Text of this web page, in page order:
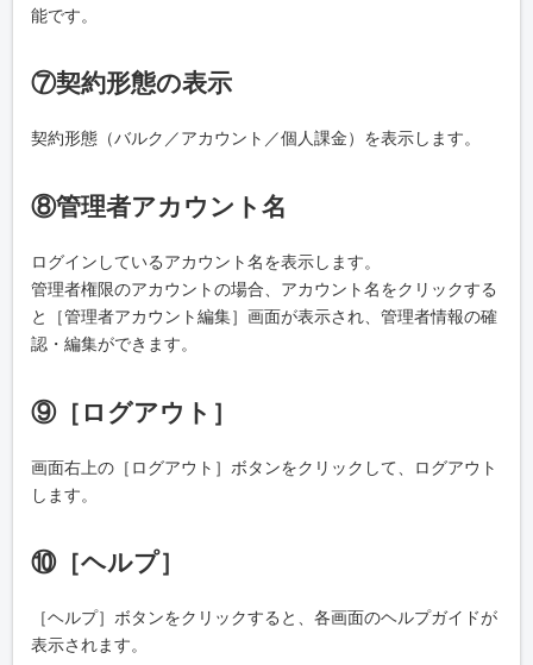
能です。
⑦契約形態の表示
契約形態（バルク／アカウント／個人課金）を表示します。
⑧管理者アカウント名
ログインしているアカウント名を表示します。
管理者権限のアカウントの場合、アカウント名をクリックする
と［管理者アカウント編集］画面が表示され、管理者情報の確
認・編集ができます。
⑨［ログアウト］
画面右上の［ログアウト］ボタンをクリックして、ログアウト
します。
⑩［ヘルプ］
［ヘルプ］ボタンをクリックすると、各画面のヘルプガイドが
表示されます。